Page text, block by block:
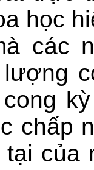
học
các
chấp
của